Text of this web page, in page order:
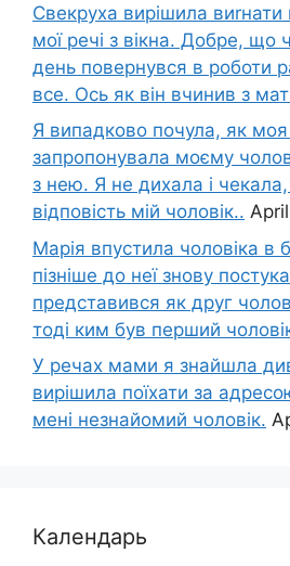
Свекруха вирішила виrнати
мої речі з вікна. Добре, що
день повернувся в роботи
все. Ось як він вчинив з
Я випадково почула, як моя
запропонувала моєму
з нею. Я не дихала і
відповість мій чоловік..
Марія впустила чоловіка в
пізніше до неї знову
представився як друг
тоді ким був перший
У речах мами я знайшла див
вирішила поїхати за
мені незнайомий чоловік.
Календарь